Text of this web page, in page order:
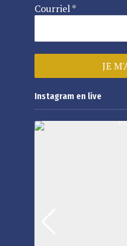
Courriel*
Instagram en live